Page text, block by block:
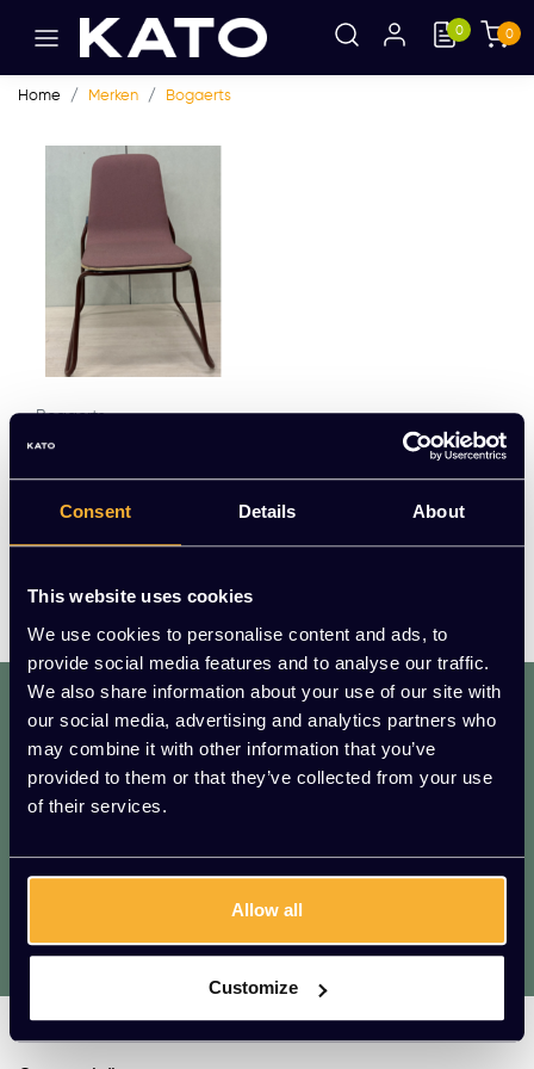
Consent Details About
This website uses cookies
We use cookies to personalise content and ads, to
provide social media features and to analyse our traffic.
We also share information about your use of our site with
our social media, advertising and analytics partners who
may combine it with other information that you’ve
provided to them or that they’ve collected from your use
of their services.
Allow all
Customize
0 0
Home Merken Bogaerts
Bogaerts
Bogaerts Label Siren S
EUR 144,63 Excl. btw
dat. werkt. lekker.
Mis geen enkele aanbieding of actie.
Meld je aan voor onze nieuwsbrief!
We helpen je graag. Raadpleeg onze